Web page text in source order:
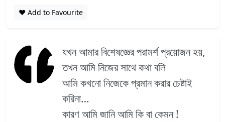
❤️ Add to Favourite
যখন আমার বিশেষজ্ঞের পরামর্শ প্রয়োজন হয়,
তখন আমি নিজের সাথে কথা বলি
আমি কখনো নিজেকে প্রমান করার চেষ্টাই
করিনা…
কারণ আমি জানি আমি কি বা কেমন !